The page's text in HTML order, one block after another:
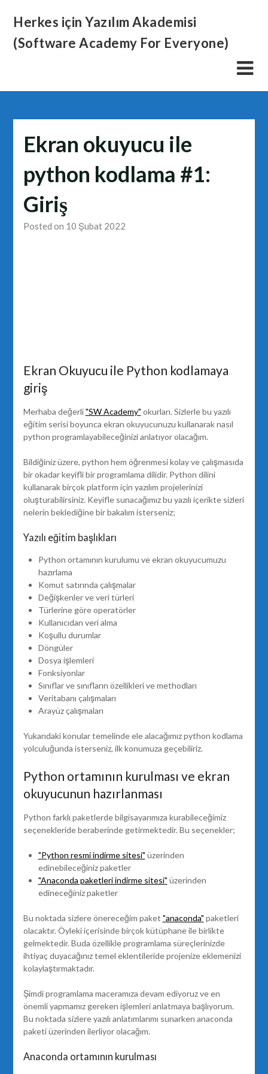
content
Herkes için Yazılım Akademisi
(Software Academy For Everyone)
Ekran okuyucu ile
python kodlama #1:
Giriş
Posted on 10 Şubat 2022
Ekran Okuyucu ile Python kodlamaya
giriş
Merhaba değerli"SW Academy" okurları. Sizlerle bu yazılı
eğitim serisi boyunca ekran okuyucunuzu kullanarak nasıl
python programlayabileceğinizi anlatıyor olacağım.
Bildiğiniz üzere, python hem öğrenmesi kolay ve çalışmasıda
bir okadar keyifli bir programlama dilidir. Python dilini
kullanarak birçok platform için yazılım projelerinizi
oluşturabilirsiniz. Keyifle sunacağımız bu yazılı içerikte sizleri
nelerin beklediğine bir bakalım isterseniz;
Yazılı eğitim başlıkları
Python ortamının kurulumu ve ekran okuyucumuzu
hazırlama
Komut satırında çalışmalar
Değişkenler ve veri türleri
Türlerine göre operatörler
Kullanıcıdan veri alma
Koşullu durumlar
Döngüler
Dosya işlemleri
Fonksiyonlar
Sınıflar ve sınıfların özellikleri ve methodları
Veritabanı çalışmaları
Arayüz çalışmaları
Yukarıdaki konular temelinde ele alacağımız python kodlama
yolculuğunda isterseniz, ilk konumuza geçebiliriz.
Python ortamının kurulması ve ekran
okuyucunun hazırlanması
Python farklı paketlerde bilgisayarımıza kurabileceğimiz
seçenekleride beraberinde getirmektedir. Bu seçenekler;
"Python resmi indirme sitesi" üzerinden
edinebileceğiniz paketler
"Anaconda paketleri indirme sitesi" üzerinden
edineceğiniz paketler
Bu noktada sizlere önereceğim paket "anaconda" paketleri
olacaktır. Öyleki içerisinde birçok kütüphane ile birlikte
gelmektedir. Buda özellikle programlama süreçlerinizde
ihtiyaç duyacağınız temel eklentileride projenize eklemenizi
kolaylaştırmaktadır.
Şimdi programlama maceramıza devam ediyoruz ve en
önemli yapmamız gereken işlemleri anlatmaya başlıyorum.
Bu noktada sizlere yazılı anlatımlarımı sunarken anaconda
paketi üzerinden ilerliyor olacağım.
Anaconda ortamının kurulması